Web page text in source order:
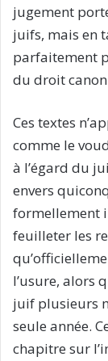
jugement
juifs, mais en
parfaitement
du droit canon
Ces textes
comme le
à l’égard du
envers
formellement
feuilleter les
l’usure, alors
juif plusieurs
seule année.
chapitre sur